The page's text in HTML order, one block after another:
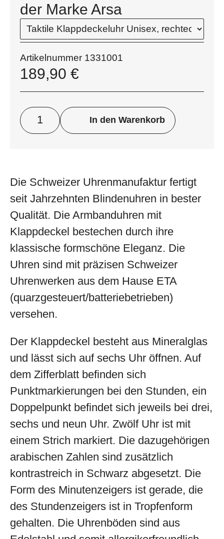
der Marke Arsa
Artikelnummer 1331001
189,90 €
In den Warenkorb
Die Schweizer Uhrenmanufaktur fertigt
seit Jahrzehnten Blindenuhren in bester
Qualität. Die Armbanduhren mit
Klappdeckel bestechen durch ihre
klassische formschöne Eleganz. Die
Uhren sind mit präzisen Schweizer
Uhrenwerken aus dem Hause ETA
(quarzgesteuert/batteriebetrieben)
versehen.
Der Klappdeckel besteht aus Mineralglas
und lässt sich auf sechs Uhr öffnen. Auf
dem Zifferblatt befinden sich
Punktmarkierungen bei den Stunden, ein
Doppelpunkt befindet sich jeweils bei drei,
sechs und neun Uhr. Zwölf Uhr ist mit
einem Strich markiert. Die dazugehörigen
arabischen Zahlen sind zusätzlich
kontrastreich in Schwarz abgesetzt. Die
Form des Minutenzeigers ist gerade, die
des Stundenzeigers ist in Tropfenform
gehalten. Die Uhrenböden sind aus